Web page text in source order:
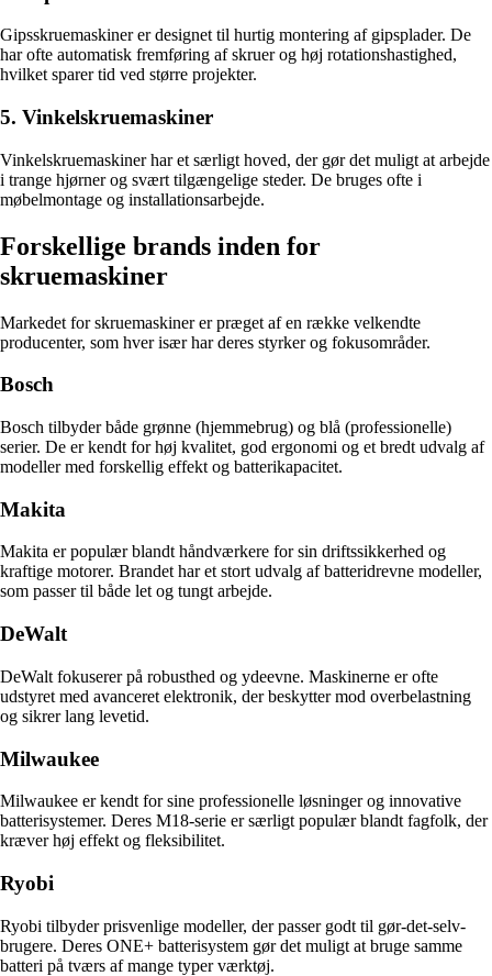
Gipsskruemaskiner er designet til hurtig montering af gipsplader. De
har ofte automatisk fremføring af skruer og høj rotationshastighed,
hvilket sparer tid ved større projekter.
5. Vinkelskruemaskiner
Vinkelskruemaskiner har et særligt hoved, der gør det muligt at arbejde
i trange hjørner og svært tilgængelige steder. De bruges ofte i
møbelmontage og installationsarbejde.
Forskellige brands inden for
skruemaskiner
Markedet for skruemaskiner er præget af en række velkendte
producenter, som hver især har deres styrker og fokusområder.
Bosch
Bosch tilbyder både grønne (hjemmebrug) og blå (professionelle)
serier. De er kendt for høj kvalitet, god ergonomi og et bredt udvalg af
modeller med forskellig effekt og batterikapacitet.
Makita
Makita er populær blandt håndværkere for sin driftssikkerhed og
kraftige motorer. Brandet har et stort udvalg af batteridrevne modeller,
som passer til både let og tungt arbejde.
DeWalt
DeWalt fokuserer på robusthed og ydeevne. Maskinerne er ofte
udstyret med avanceret elektronik, der beskytter mod overbelastning
og sikrer lang levetid.
Milwaukee
Milwaukee er kendt for sine professionelle løsninger og innovative
batterisystemer. Deres M18-serie er særligt populær blandt fagfolk, der
kræver høj effekt og fleksibilitet.
Ryobi
Ryobi tilbyder prisvenlige modeller, der passer godt til gør-det-selv-
brugere. Deres ONE+ batterisystem gør det muligt at bruge samme
batteri på tværs af mange typer værktøj.